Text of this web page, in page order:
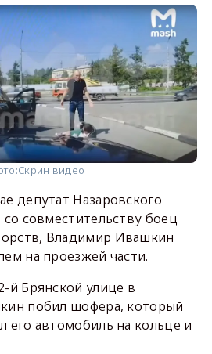
Скрин видео
депутат Назаровского
со совместительству боец
Владимир Ивашкин
на проезжей части.
й Брянской улице в
побил шофёра, который
его автомобиль на кольце и